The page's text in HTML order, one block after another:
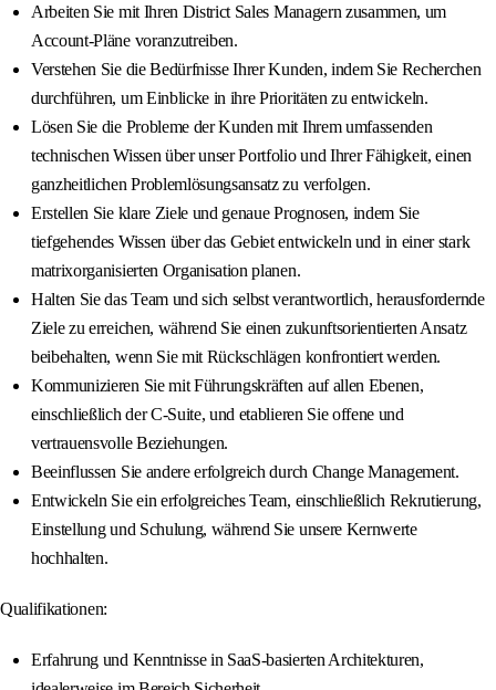
Arbeiten Sie mit Ihren District Sales Managern zusammen, um
Account-Pläne voranzutreiben.
Verstehen Sie die Bedürfnisse Ihrer Kunden, indem Sie Recherchen
durchführen, um Einblicke in ihre Prioritäten zu entwickeln.
Lösen Sie die Probleme der Kunden mit Ihrem umfassenden
technischen Wissen über unser Portfolio und Ihrer Fähigkeit, einen
ganzheitlichen Problemlösungsansatz zu verfolgen.
Erstellen Sie klare Ziele und genaue Prognosen, indem Sie
tiefgehendes Wissen über das Gebiet entwickeln und in einer stark
matrixorganisierten Organisation planen.
Halten Sie das Team und sich selbst verantwortlich, herausfordernde
Ziele zu erreichen, während Sie einen zukunftsorientierten Ansatz
beibehalten, wenn Sie mit Rückschlägen konfrontiert werden.
Kommunizieren Sie mit Führungskräften auf allen Ebenen,
einschließlich der C-Suite, und etablieren Sie offene und
vertrauensvolle Beziehungen.
Beeinflussen Sie andere erfolgreich durch Change Management.
Entwickeln Sie ein erfolgreiches Team, einschließlich Rekrutierung,
Einstellung und Schulung, während Sie unsere Kernwerte
hochhalten.
Qualifikationen:
Erfahrung und Kenntnisse in SaaS-basierten Architekturen,